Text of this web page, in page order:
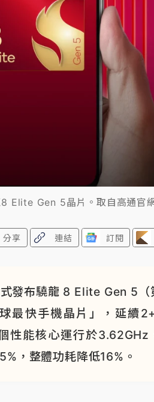
Elite Gen 5晶片。取自高通官
分享 連結 訂閱
式發布驍龍 8 Elite Gen 5（
最快手機晶片」，延續
能核心運行於3.62GHz
，整體功耗降低16%。